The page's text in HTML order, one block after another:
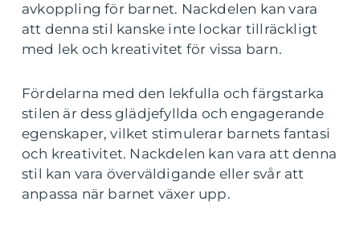
avkoppling för barnet. Nackdelen kan vara
att denna stil kanske inte lockar tillräckligt
med lek och kreativitet för vissa barn.
Fördelarna med den lekfulla och färgstarka
stilen är dess glädjefyllda och engagerande
egenskaper, vilket stimulerar barnets fantasi
och kreativitet. Nackdelen kan vara att denna
stil kan vara överväldigande eller svår att
anpassa när barnet växer upp.